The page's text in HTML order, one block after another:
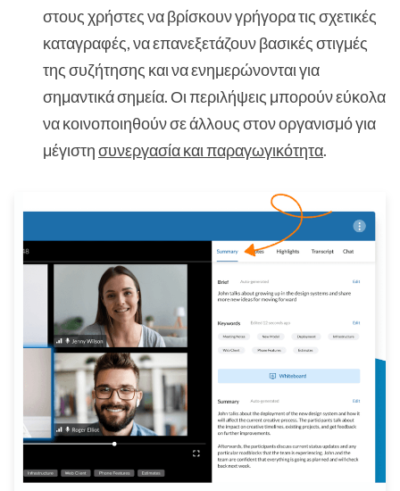
στους χρήστες να βρίσκουν γρήγορα τις σχετικές
καταγραφές, να επανεξετάζουν βασικές στιγμές
της συζήτησης και να ενημερώνονται για
σημαντικά σημεία. Οι περιλήψεις μπορούν εύκολα
να κοινοποιηθούν σε άλλους στον οργανισμό για
μέγιστησυνεργασία και παραγωγικότητα.